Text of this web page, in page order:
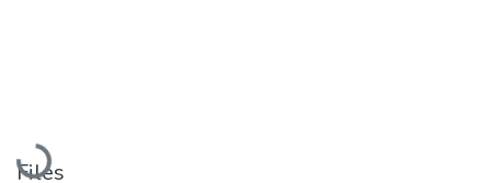
Loading...
Files